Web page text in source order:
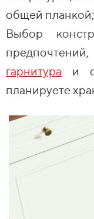
общей
Выбор
гарнитура и
планируете